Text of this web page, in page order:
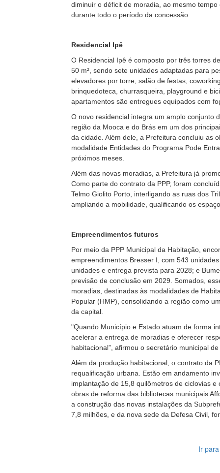
diminuir o déficit de moradia, ao mesmo
durante todo o período da concessão.
Residencial Ipê
O Residencial Ipê é composto por três torres
50 m², sendo sete unidades adaptadas para
elevadores por torre, salão de festas,
brinquedoteca, churrasqueira, playground e
apartamentos são entregues equipados com
O novo residencial integra um amplo conjunto
região da Mooca e do Brás em um dos
da cidade. Além dele, a Prefeitura concluiu as
modalidade Entidades do Programa Pode
próximos meses.
Além das novas moradias, a Prefeitura já
Como parte do contrato da PPP, foram
Telmo Giolito Porto, interligando as ruas dos
ampliando a mobilidade, qualificando os
Empreendimentos futuros
Por meio da PPP Municipal da Habitação,
empreendimentos Bresser I, com 543
unidades e entrega prevista para 2028; e
previsão de conclusão em 2029. Somados,
moradias, destinadas às modalidades de
Popular (HMP), consolidando a região como
da capital.
"Quando Município e Estado atuam de forma
acelerar a entrega de moradias e oferecer
habitacional”, afirmou o secretário municipal
Além da produção habitacional, o contrato da
requalificação urbana. Estão em andamento
implantação de 15,8 quilômetros de ciclovias
obras de reforma das bibliotecas municipais
a construção das novas instalações da
7,8 milhões, e da nova sede da Defesa Civil,
Ir